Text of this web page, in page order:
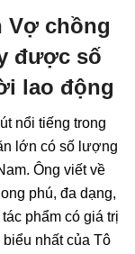
Vợ chồng
được số
lao động
nổi tiếng trong
lớn có số lượng
Ông viết về
phú, đa dạng,
phẩm có giá trị
nhất của Tô